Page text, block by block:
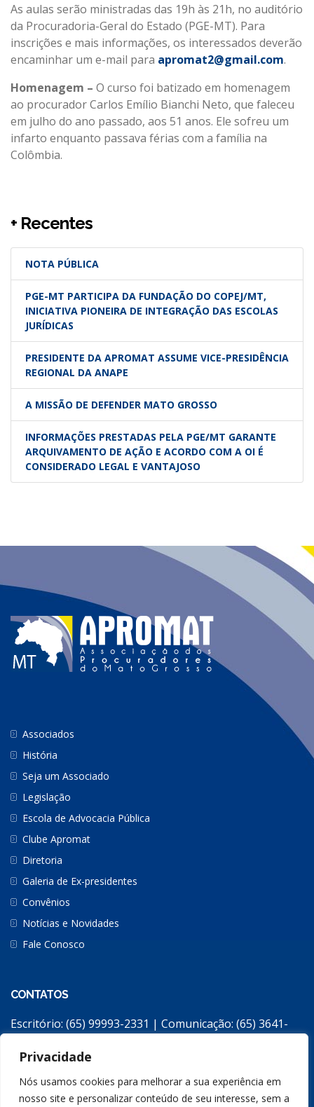
Privacidade
Nós usamos cookies para melhorar a sua experiência em
nosso site e personalizar conteúdo de seu interesse, sem a
As aulas serão ministradas das 19h às 21h, no auditório
da Procuradoria-Geral do Estado (PGE-MT). Para
inscrições e mais informações, os interessados deverão
encaminhar um e-mail para apromat2@gmail.com.
Homenagem – O curso foi batizado em homenagem
ao procurador Carlos Emílio Bianchi Neto, que faleceu
em julho do ano passado, aos 51 anos. Ele sofreu um
infarto enquanto passava férias com a família na
Colômbia.
+ Recentes
NOTA PÚBLICA
PGE-MT PARTICIPA DA FUNDAÇÃO DO COPEJ/MT,
INICIATIVA PIONEIRA DE INTEGRAÇÃO DAS ESCOLAS
JURÍDICAS
PRESIDENTE DA APROMAT ASSUME VICE-PRESIDÊNCIA
REGIONAL DA ANAPE
A MISSÃO DE DEFENDER MATO GROSSO
INFORMAÇÕES PRESTADAS PELA PGE/MT GARANTE
ARQUIVAMENTO DE AÇÃO E ACORDO COM A OI É
CONSIDERADO LEGAL E VANTAJOSO
Associados
História
Seja um Associado
Legislação
Escola de Advocacia Pública
Clube Apromat
Diretoria
Galeria de Ex-presidentes
Convênios
Notícias e Novidades
Fale Conosco
CONTATOS
Escritório: (65) 99993-2331 | Comunicação: (65) 3641-
apromat2@gmail.com
Escritório: Avenida República do Líbano, 2258 / Jardim
Monte Líbano / Cuiabá/MT – CEP: 78048-196